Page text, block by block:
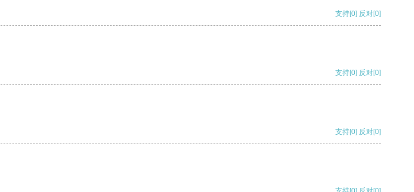
支持[0] 反对[0]
支持[0] 反对[0]
支持[0] 反对[0]